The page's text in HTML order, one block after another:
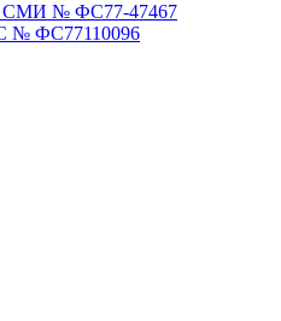
СМИ № ФС77-47467
№ ФС77110096